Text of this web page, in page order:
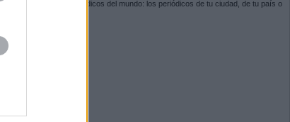
las portadas de los periódicos del mundo: los periódicos de tu ciudad, de tu país o